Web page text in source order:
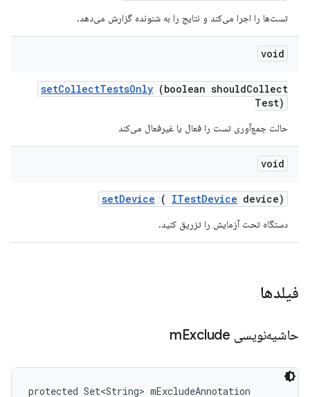
تست‌ها را اجرا می‌کند و نتایج را به شنونده گزارش می‌دهد.
void
setCollectTestsOnly (boolean shouldCollect
Test)
حالت جمع‌آوری تست را فعال یا غیرفعال می‌کند
void
setDevice ( ITestDevice device)
دستگاه تحت آزمایش را تزریق کنید.
فیلدها
حاشیه‌نویسی m Exclude
protected Set<String> mExcludeAnnotation